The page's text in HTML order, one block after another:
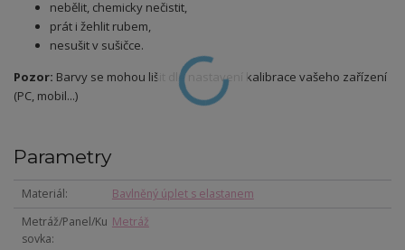
nebělit, chemicky nečistit,
prát i žehlit rubem,
nesušit v sušičce.
Pozor: Barvy se mohou lišit dle nastavení kalibrace vašeho zařízení
(PC, mobil...)
Parametry
Materiál
Bavlněný úplet s elastanem
Metráž/Panel/Ku
sovka
Metráž